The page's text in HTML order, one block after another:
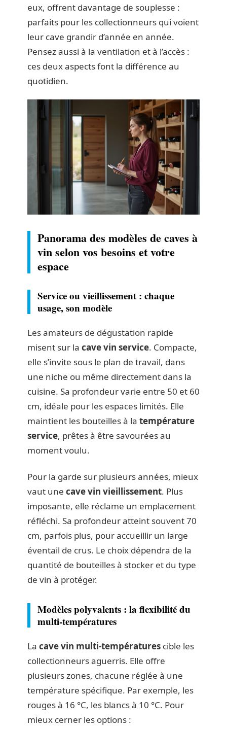
eux, offrent davantage de souplesse :
parfaits pour les collectionneurs qui voient
leur cave grandir d’année en année.
Pensez aussi à la ventilation et à l’accès :
ces deux aspects font la différence au
quotidien.
Panorama des modèles de caves à
vin selon vos besoins et votre
espace
Service ou vieillissement : chaque
usage, son modèle
Les amateurs de dégustation rapide
misent sur la cave vin service. Compacte,
elle s’invite sous le plan de travail, dans
une niche ou même directement dans la
cuisine. Sa profondeur varie entre 50 et 60
cm, idéale pour les espaces limités. Elle
maintient les bouteilles à la température
service, prêtes à être savourées au
moment voulu.
Pour la garde sur plusieurs années, mieux
vaut une cave vin vieillissement. Plus
imposante, elle réclame un emplacement
réfléchi. Sa profondeur atteint souvent 70
cm, parfois plus, pour accueillir un large
éventail de crus. Le choix dépendra de la
quantité de bouteilles à stocker et du type
de vin à protéger.
Modèles polyvalents : la flexibilité du
multi-températures
La cave vin multi-températures cible les
collectionneurs aguerris. Elle offre
plusieurs zones, chacune réglée à une
température spécifique. Par exemple, les
rouges à 16 °C, les blancs à 10 °C. Pour
mieux cerner les options :